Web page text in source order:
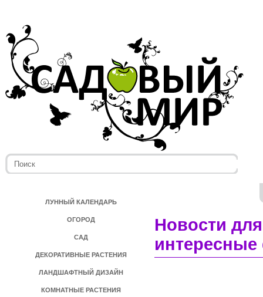
ЛУННЫЙ КАЛЕНДАРЬ
ОГОРОД
САД
ДЕКОРАТИВНЫЕ РАСТЕНИЯ
ЛАНДШАФТНЫЙ ДИЗАЙН
КОМНАТНЫЕ РАСТЕНИЯ
Новости